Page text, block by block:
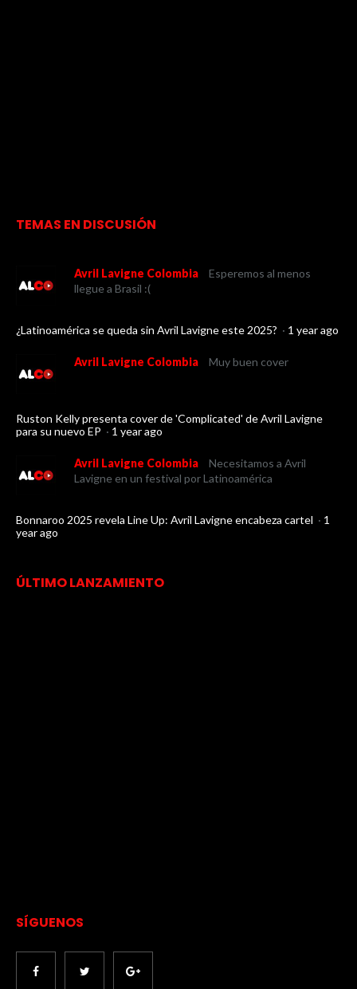
TEMAS EN DISCUSIÓN
Avril Lavigne Colombia
Esperemos al menos
llegue a Brasil :(
¿Latinoamérica se queda sin Avril Lavigne este 2025? · 1 year ago
Avril Lavigne Colombia Muy buen cover
Ruston Kelly presenta cover de 'Complicated' de Avril Lavigne
para su nuevo EP · 1 year ago
Avril Lavigne Colombia
Necesitamos a Avril
Lavigne en un festival por Latinoamérica
Bonnaroo 2025 revela Line Up: Avril Lavigne encabeza cartel · 1
year ago
ÚLTIMO LANZAMIENTO
SÍGUENOS